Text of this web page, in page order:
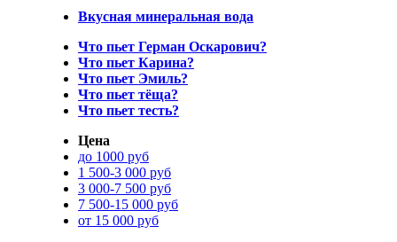
Вкусная минеральная вода
Что пьет Герман Оскарович?
Что пьет Карина?
Что пьет Эмиль?
Что пьет тёща?
Что пьет тесть?
Цена
до 1000 руб
1 500-3 000 руб
3 000-7 500 руб
7 500-15 000 руб
от 15 000 руб